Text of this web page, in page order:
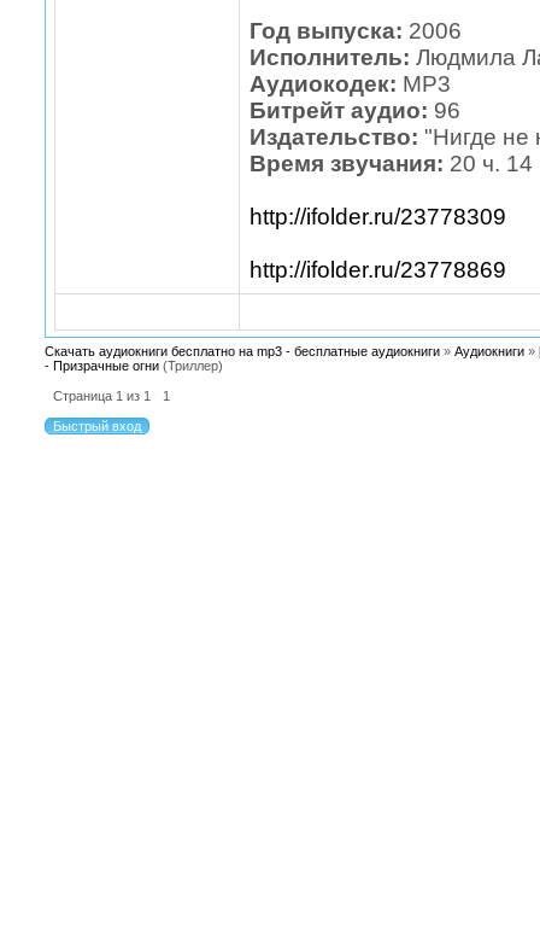
Год выпуска: 2006
Исполнитель: Людмила
Аудиокодек: MP3
Битрейт аудио: 96
Издательство: "Нигде не
Время звучания: 20 ч.
http://ifolder.ru/23778309
http://ifolder.ru/23778869
Скачать аудиокниги бесплатно на mp3 - бесплатные аудиокниги » Аудиокниги »
- Призрачные огни (Триллер)
Страница 1 из 1 1